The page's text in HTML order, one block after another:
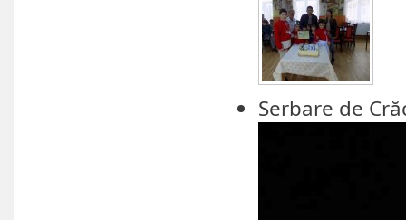
Serbare de